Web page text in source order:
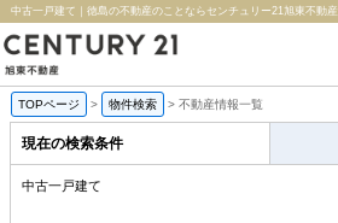
中古一戸建て｜徳島の不動産のことならセンチュリー21旭東不動産
TOPページ > 物件検索 > 不動産情報一覧
現在の検索条件
中古一戸建て